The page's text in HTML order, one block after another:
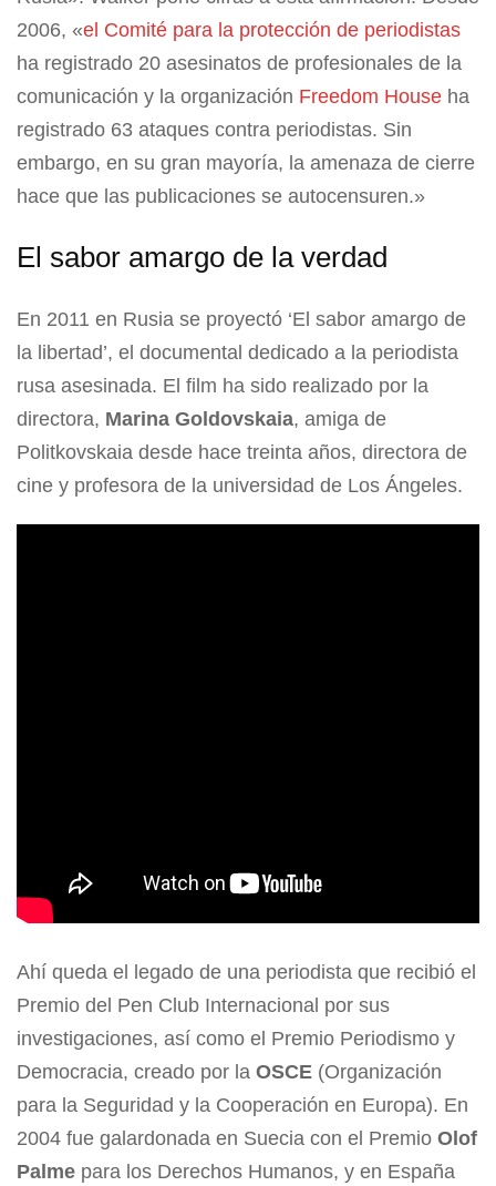
2006, «el Comité para la protección de periodistas
ha registrado 20 asesinatos de profesionales de la
comunicación y la organización Freedom House ha
registrado 63 ataques contra periodistas. Sin
embargo, en su gran mayoría, la amenaza de cierre
hace que las publicaciones se autocensuren.»
El sabor amargo de la verdad
En 2011 en Rusia se proyectó ‘El sabor amargo de
la libertad’, el documental dedicado a la periodista
rusa asesinada. El film ha sido realizado por la
directora, Marina Goldovskaia, amiga de
Politkovskaia desde hace treinta años, directora de
cine y profesora de la universidad de Los Ángeles.
Ahí queda el legado de una periodista que recibió el
Premio del Pen Club Internacional por sus
investigaciones, así como el Premio Periodismo y
Democracia, creado por la OSCE (Organización
para la Seguridad y la Cooperación en Europa). En
2004 fue galardonada en Suecia con el Premio Olof
Palme para los Derechos Humanos, y en España